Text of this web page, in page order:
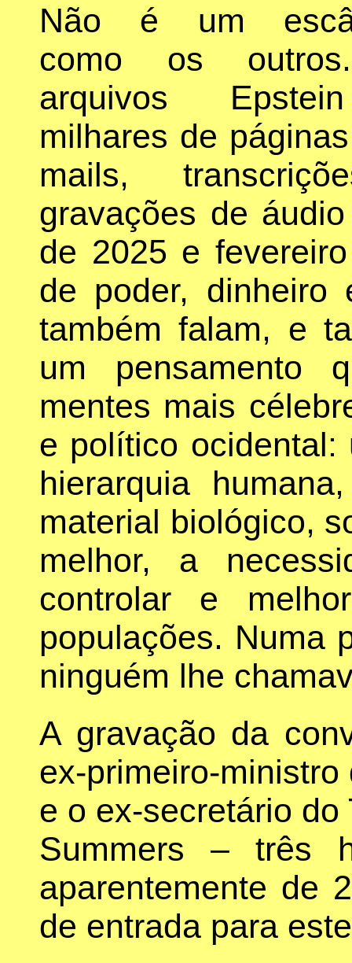
Não é um
como os
arquivos
milhares de
mails,
gravações de
de 2025 e
de poder, dinheiro
também falam, e
um pensamento
mentes mais
e político ocidental:
hierarquia
material biológico,
melhor, a
controlar e
populações. Numa
ninguém lhe
A gravação da
ex-primeiro-
e o ex-secretário do
Summers – três
aparentemente de
de entrada para